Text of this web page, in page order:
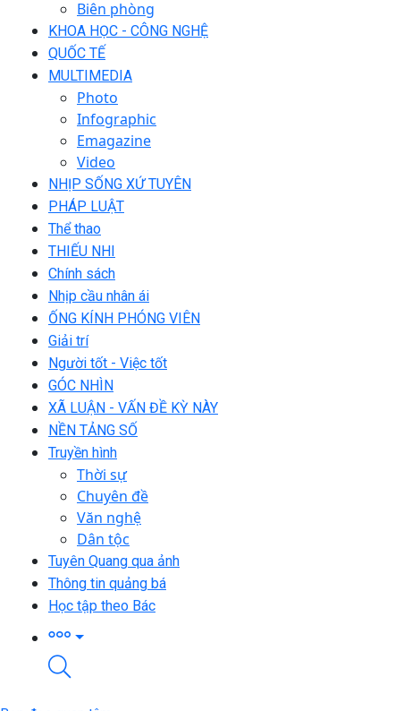
Biên phòng
KHOA HỌC - CÔNG NGHỆ
QUỐC TẾ
MULTIMEDIA
Photo
Infographic
Emagazine
Video
NHỊP SỐNG XỨ TUYÊN
PHÁP LUẬT
Thể thao
THIẾU NHI
Chính sách
Nhịp cầu nhân ái
ỐNG KÍNH PHÓNG VIÊN
Giải trí
Người tốt - Việc tốt
GÓC NHÌN
XÃ LUẬN - VẤN ĐỀ KỲ NÀY
NỀN TẢNG SỐ
Truyền hình
Thời sự
Chuyên đề
Văn nghệ
Dân tộc
Tuyên Quang qua ảnh
Thông tin quảng bá
Học tập theo Bác